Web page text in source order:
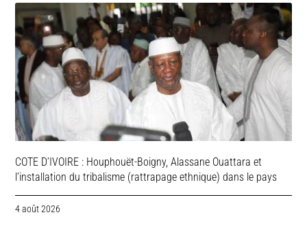
COTE D’IVOIRE : Houphouët-Boigny, Alassane Ouattara et
l’installation du tribalisme (rattrapage ethnique) dans le pays
4 août 2026